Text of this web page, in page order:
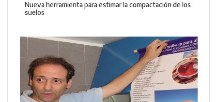
Nueva herramienta para estimar la compactación de los
suelos